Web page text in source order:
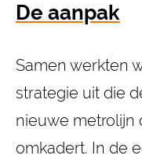
De aanpak
Samen werkten
strategie uit die
nieuwe metrolijn
omkadert. In de